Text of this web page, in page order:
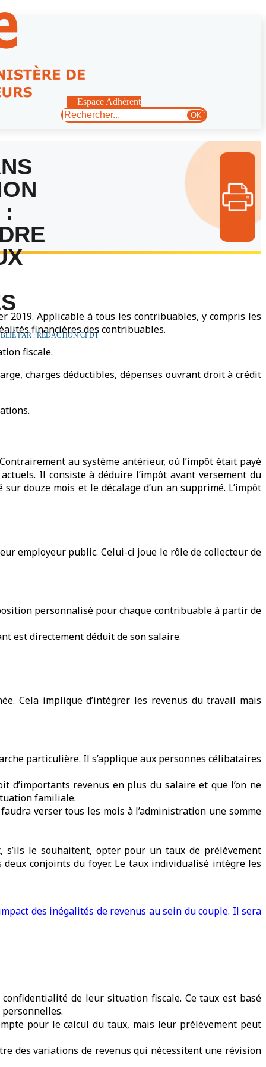
Espace Adhérent
Rechercher
OK
:
PAR : RÉDACTION CFDT-
2019. Applicable à tous les contribuables, y compris les
financières des contribuables.
fiscale.
charges déductibles, dépenses ouvrant droit à crédit
au système antérieur, où l’impôt était payé
Il consiste à déduire l’impôt avant versement du
douze mois et le décalage d’un an supprimé. L’impôt
employeur public. Celui-ci joue le rôle de collecteur de
personnalisé pour chaque contribuable à partir de
est directement déduit de son salaire.
Cela implique d’intégrer les revenus du travail mais
particulière. Il s’applique aux personnes célibataires
d’importants revenus en plus du salaire et que l’on ne
familiale.
verser tous les mois à l’administration une somme
le souhaitent, opter pour un taux de prélèvement
conjoints du foyer. Le taux individualisé intègre les
des inégalités de revenus au sein du couple. Il sera
de leur situation fiscale. Ce taux est basé
pour le calcul du taux, mais leur prélèvement peut
des variations de revenus qui nécessitent une révision